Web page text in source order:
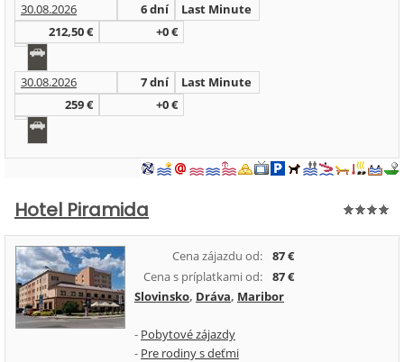
30.08.2026 6 dní
Last Minute
212,50 €
+0 €
30.08.2026 7 dní
Last Minute
259 €
+0 €
Hotel Piramida
Cena zájazdu od:
87 €
Cena s príplatkami od:
87 €
Slovinsko, Dráva, Maribor
- Pobytové zájazdy
- Pre rodiny s deťmi